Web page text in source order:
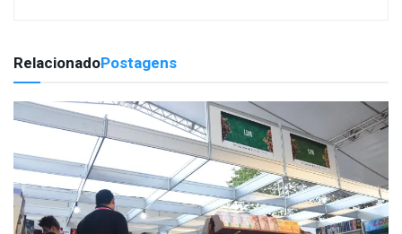
RelacionadoPostagens